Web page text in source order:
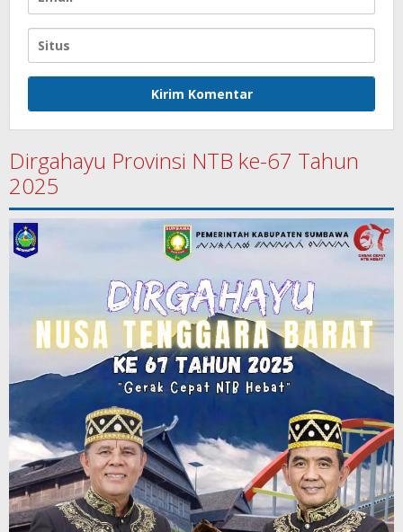
Dirgahayu Provinsi NTB ke-67 Tahun
2025